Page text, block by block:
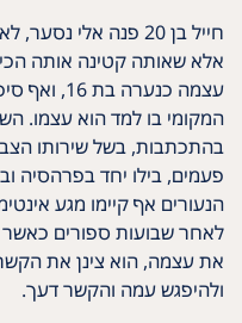
חייל בן 20 פנה אלי נסער, לאחר שזומן לחקירה ב
אלא שאותה קטינה אותה
עצמה
המקומי בו למד הוא עצמו.
בהתכתבות, בשל שירותו
פעמים, בילו יחד בפרהסיה
הנעורים אף קיימו מגע
לאחר שבועות ספורים
את עצמה, הוא צינן את
ולהיפגש עמה והקשר דעך.